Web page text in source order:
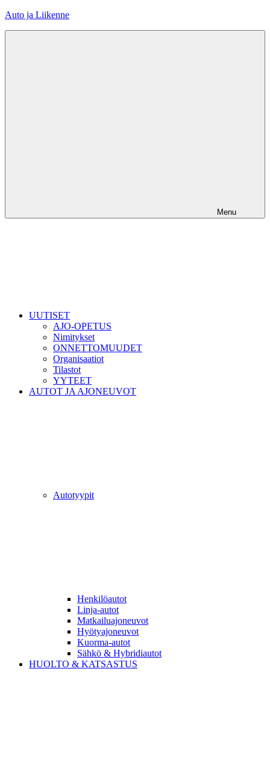
Skip
Auto ja Liikenne
Menu
UUTISET
AJO-OPETUS
Nimitykset
ONNETTOMUUDET
Organisaatiot
Tilastot
YYTEET
AUTOT JA AJONEUVOT
Autotyypit
Henkilöautot
Linja-autot
Matkailuajoneuvot
Hyötyajoneuvot
Kuorma-autot
Sähkö & Hybridiautot
HUOLTO & KATSASTUS